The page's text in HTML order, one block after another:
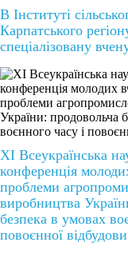
В Інституті
Карпатського
спеціалізовану
ХІ Всеукраїнська
конференція
проблеми
виробництва
безпека в умовах
повоєнної